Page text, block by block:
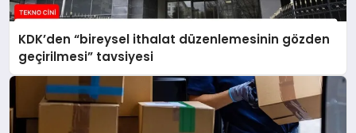
KDK’den “bireysel ithalat düzenlemesinin gözden
geçirilmesi” tavsiyesi